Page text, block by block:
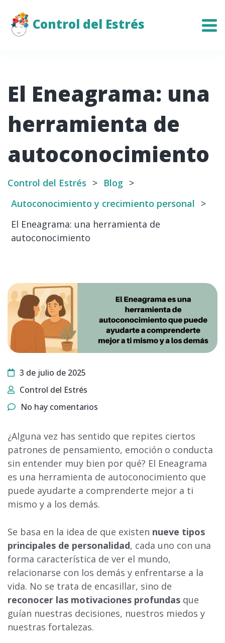
Control del Estrés
El Eneagrama: una
herramienta de
autoconocimiento
Control del Estrés > Blog >
Autoconocimiento y crecimiento personal >
El Eneagrama: una herramienta de
autoconocimiento
3 de julio de 2025
Control del Estrés
No hay comentarios
¿Alguna vez has sentido que repites ciertos
patrones de pensamiento, emoción o conducta
sin entender muy bien por qué? El Eneagrama
es una herramienta de autoconocimiento que
puede ayudarte a comprenderte mejor a ti
mismo y a los demás.
Se basa en la idea de que existen nueve tipos
principales de personalidad, cada uno con una
forma característica de ver el mundo,
relacionarse con los demás y enfrentarse a la
vida. No se trata de encasillar, sino de
reconocer las motivaciones profundas que
guían nuestras decisiones, nuestros miedos y
nuestras fortalezas.